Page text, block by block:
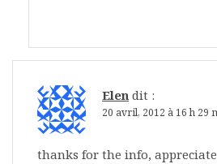
Elen dit :
20 avril, 2012 à 16 h 29
thanks for the info,